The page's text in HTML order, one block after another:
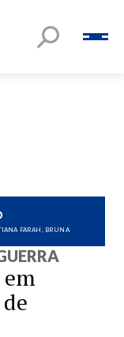
FARAH, BRUNA
em